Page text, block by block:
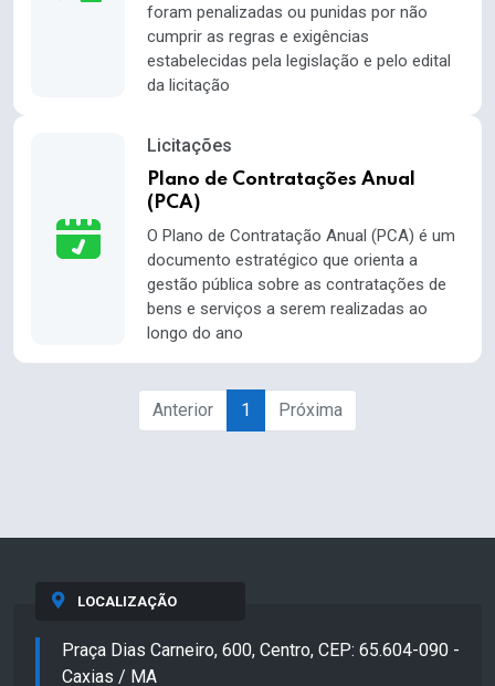
foram penalizadas ou punidas por não
cumprir as regras e exigências
estabelecidas pela legislação e pelo edital
da licitação
Licitações
Plano de Contratações Anual
(PCA)
O Plano de Contratação Anual (PCA) é um
documento estratégico que orienta a
gestão pública sobre as contratações de
bens e serviços a serem realizadas ao
longo do ano
Anterior 1 Próxima
LOCALIZAÇÃO
Praça Dias Carneiro, 600, Centro, CEP: 65.604-090 -
Caxias / MA